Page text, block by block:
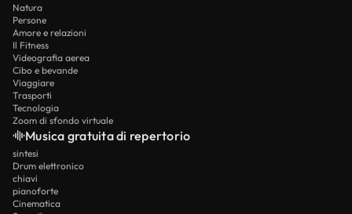
Natura
Persone
Amore e relazioni
Il Fitness
Videografia aerea
Cibo e bevande
Viaggiare
Trasporti
Tecnologia
Zoom di sfondo virtuale
Musica gratuita di repertorio
sintesi
Drum elettronico
chiavi
pianoforte
Cinematica